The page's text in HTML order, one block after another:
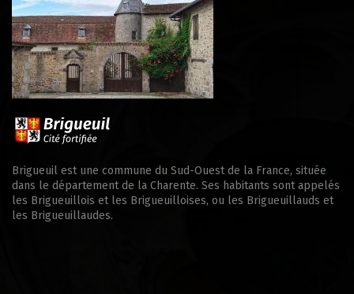
Brigueuil est une commune du Sud-Ouest de la France, située
dans le département de la Charente. Ses habitants sont appelés
les Brigueuillois et les Brigueuilloises, ou les Brigueuillauds et
les Brigueuillaudes.